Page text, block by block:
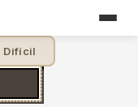
Difícil